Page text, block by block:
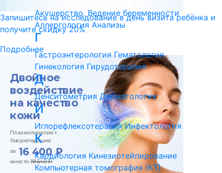
Запишитесь на исследование в день визита ребёнка и
получите скидку 20%
Подробнее
Акушерство. Ведение беременности
Аллергология Анализы
Г
Гастроэнтерология Гематология
Гинекология Гирудотерапия
Д
Денситометрия Дерматология
И
Иглорефлексотерапия Инфектология
К
Кардиология Кинезиотейпирование
Компьютерная томография (КТ)